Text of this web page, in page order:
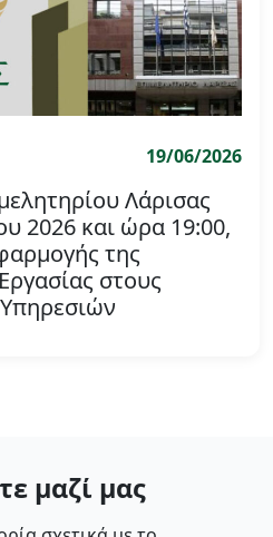
19/06/2026
Λάρισας
2026 και ώρα 19:00,
της
στους
μαζί μας